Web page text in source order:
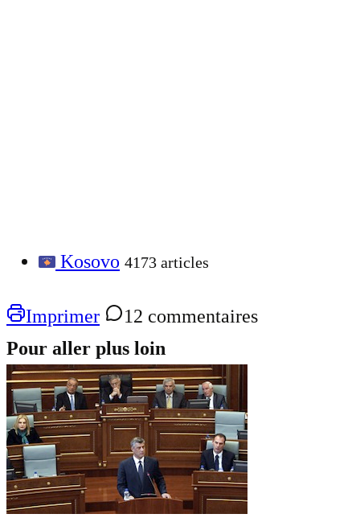
Kosovo 4173 articles
Imprimer
12 commentaires
Pour aller plus loin